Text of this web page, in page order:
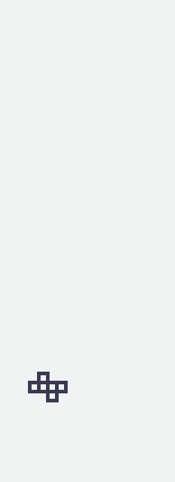

